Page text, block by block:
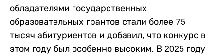
обладателями государственных
образовательных грантов стали более 75
тысяч абитуриентов и добавил, что конкурс в
этом году был особенно высоким. В 2025 году